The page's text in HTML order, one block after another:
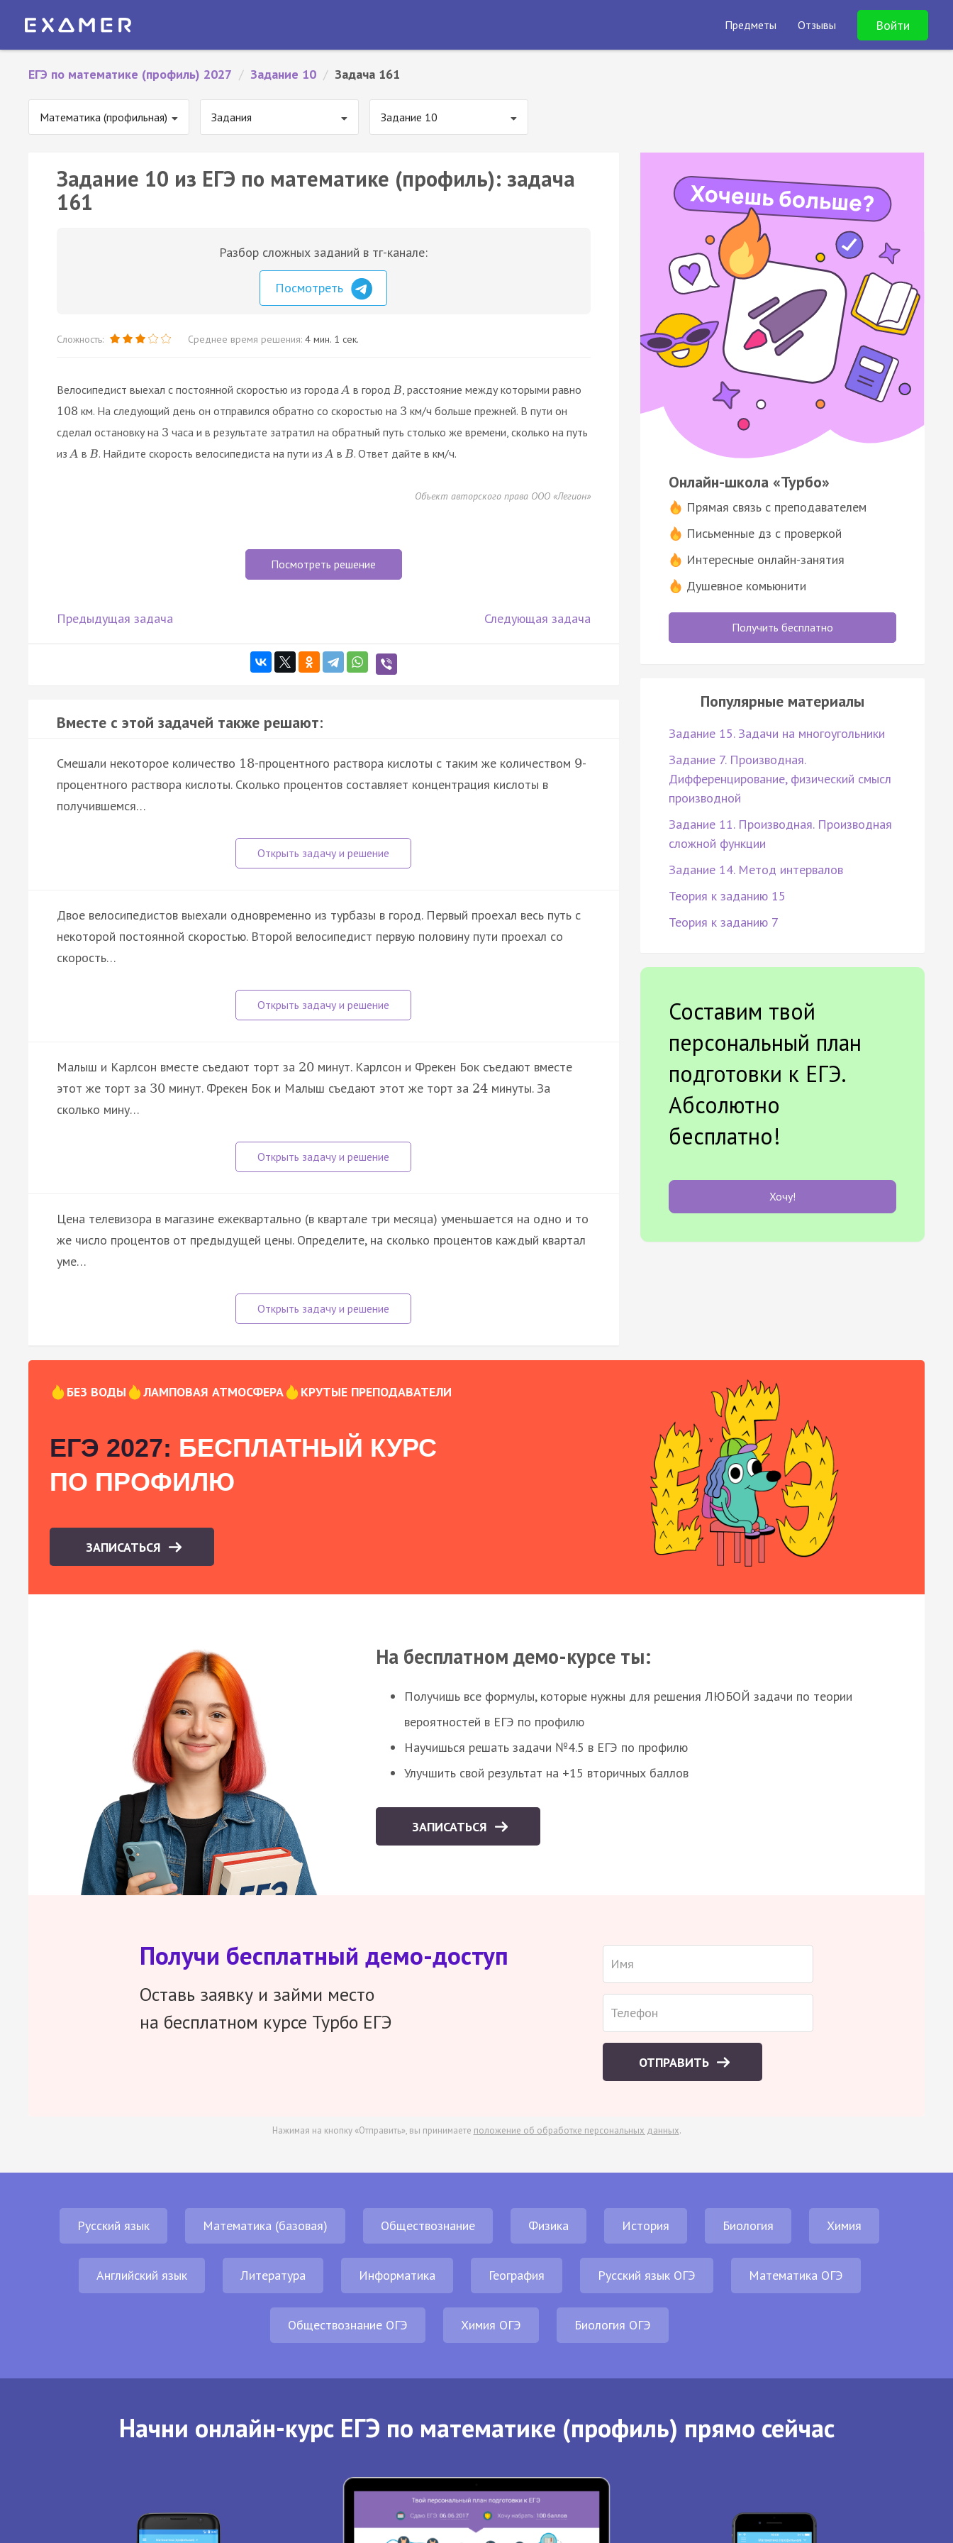
Предметы Отзывы Войти
ЕГЭ по математике (профиль) 2027 / Задание 10 / Задача 161
Математика (профильная) Задания Задание 10
Задание 10 из ЕГЭ по математике (профиль): задача
161
Разбор сложных заданий в тг-канале:
Посмотреть
Сложность: Среднее время решения: 4 мин. 1 сек.
Велосипедист выехал с постоянной скоростью из города A в город B , расстояние между которыми равно
108 км. На следующий день он отправился обратно со скоростью на 3 км/ч больше прежней. В пути он
сделал остановку на 3 часа и в результате затратил на обратный путь столько же времени, сколько на путь
из A в B. Найдите скорость велосипедиста на пути из A в B. Ответ дайте в км/ч.
Объект авторского права ООО «Легион»
Посмотреть решение
Предыдущая задача Следующая задача
Вместе с этой задачей также решают:
Смешали некоторое количество 18-процентного раствора кислоты с таким же количеством 9-
процентного раствора кислоты. Сколько процентов составляет концентрация кислоты в
получившемся…
Двое велосипедистов выехали одновременно из турбазы в город. Первый проехал весь путь с
некоторой постоянной скоростью. Второй велосипедист первую половину пути проехал со
скорость…
Малыш и Карлсон вместе съедают торт за 20 минут. Карлсон и Фрекен Бок съедают вместе
этот же торт за 30 минут. Фрекен Бок и Малыш съедают этот же торт за 24 минуты. За
сколько мину…
Цена телевизора в магазине ежеквартально (в квартале три месяца) уменьшается на одно и то
же число процентов от предыдущей цены. Определите, на сколько процентов каждый квартал
уме…
Онлайн-школа «Турбо»
Прямая связь с преподавателем
Письменные дз с проверкой
Интересные онлайн-занятия
Душевное комьюнити
Получить бесплатно
Популярные материалы
Задание 15. Задачи на многоугольники
Задание 7. Производная.
Дифференцирование, физический смысл
производной
Задание 11. Производная. Производная
сложной функции
Задание 14. Метод интервалов
Теория к заданию 15
Теория к заданию 7
Составим твой
персональный план
подготовки к ЕГЭ.
Абсолютно
бесплатно!
Хочу!
БЕЗ ВОДЫ ЛАМПОВАЯ АТМОСФЕРА КРУТЫЕ ПРЕПОДАВАТЕЛИ
ЕГЭ 2027: БЕСПЛАТНЫЙ КУРС
ПО ПРОФИЛЮ
ЗАПИСАТЬСЯ
На бесплатном демо-курсе ты:
Получишь все формулы, которые нужны для решения ЛЮБОЙ задачи по теории
вероятностей в ЕГЭ по профилю
Научишься решать задачи №4.5 в ЕГЭ по профилю
Улучшить свой результат на +15 вторичных баллов
ЗАПИСАТЬСЯ
Получи бесплатный демо-доступ
Оставь заявку и займи место
на бесплатном курсе Турбо ЕГЭ
ОТПРАВИТЬ
Нажимая на кнопку «Отправить», вы принимаете положение об обработке персональных данных.
Русский язык Математика (базовая) Обществознание Физика История Биология Химия
Английский язык Литература Информатика География Русский язык ОГЭ Математика ОГЭ
Обществознание ОГЭ Химия ОГЭ Биология ОГЭ
Начни онлайн-курс ЕГЭ по математике (профиль) прямо сейчас